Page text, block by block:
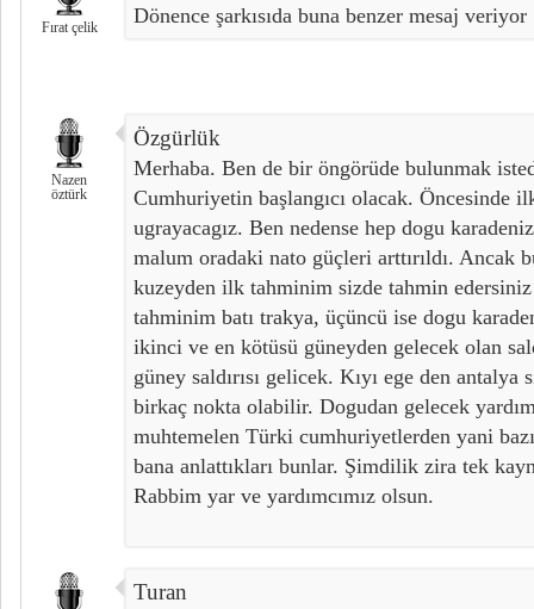
Fırat çelik Dönence şarkısıda buna benzer mesaj veriyor
Nazen
öztürk
Özgürlük
Merhaba. Ben de bir öngörüde bulunmak
Cumhuriyetin başlangıcı olacak. Öncesinde
ugrayacagız. Ben nedense hep dogu
malum oradaki nato güçleri arttırıldı. Ancak
kuzeyden ilk tahminim sizde tahmin
tahminim batı trakya, üçüncü ise dogu
ikinci ve en kötüsü güneyden gelecek olan
güney saldırısı gelicek. Kıyı ege den antalya
birkaç nokta olabilir. Dogudan gelecek
muhtemelen Türki cumhuriyetlerden yani
bana anlattıkları bunlar. Şimdilik zira tek
Rabbim yar ve yardımcımız olsun.
Turan